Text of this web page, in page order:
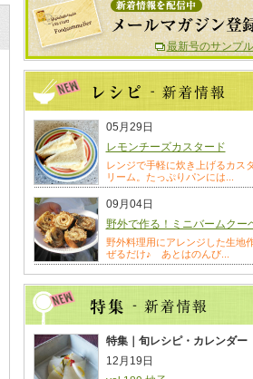
最新号のサンプ
05月29日
レモンチーズカスタード
レンジで手軽に炊き上げるカス
リーム。たっぷりパンには...
09月04日
野外で作る！ミニバームクー
野外料理用にアレンジした生地
ぜるだけ♪ あとはのんび...
特集｜旬レシピ・カレンダー
12月19日